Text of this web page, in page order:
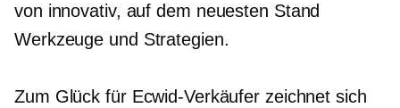
von innovativ, auf dem neuesten Stand
Werkzeuge und Strategien.
Zum Glück für Ecwid-Verkäufer zeichnet sich